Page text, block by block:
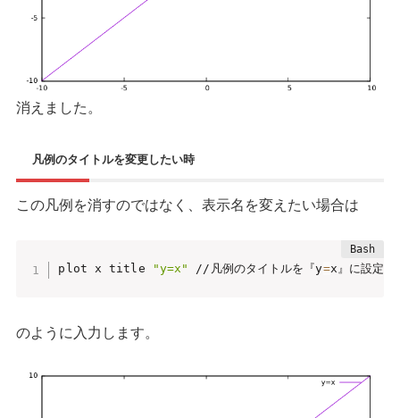
消えました。
凡例のタイトルを変更したい時
この凡例を消すのではなく、表示名を変えたい場合は
plot x title "y=x" //凡例のタイトルを『y=x』に設定
のように入力します。